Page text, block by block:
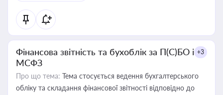
Фінансова звітність та бухоблік за П(С)БО і
МСФЗ
+3
Про що тема: Тема стосується ведення бухгалтерського
обліку та складання фінансової звітності відповідно до